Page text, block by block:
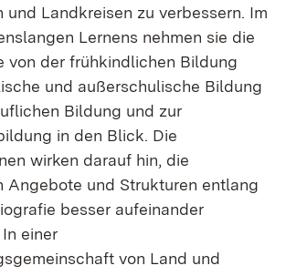
und Landkreisen zu verbessern. Im
Lernens nehmen sie die
von der frühkindlichen Bildung
und außerschulische Bildung
Bildung und zur
in den Blick. Die
wirken darauf hin, die
Angebote und Strukturen entlang
besser aufeinander
einer
von Land und